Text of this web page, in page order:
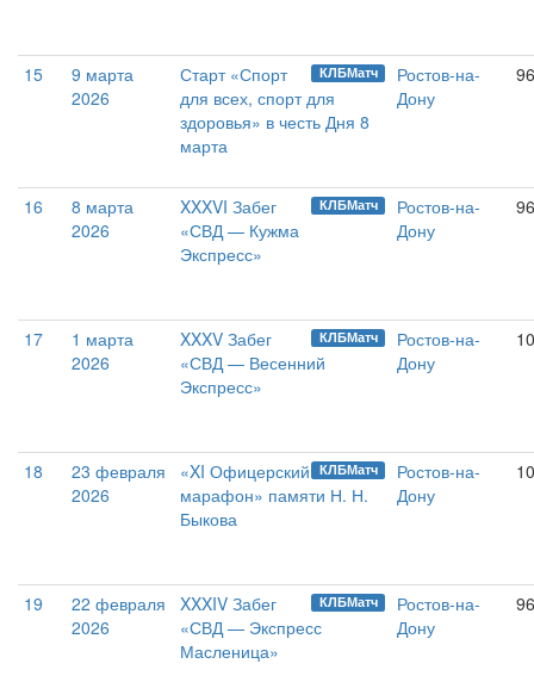
15
9 марта
2026
КЛБМатч
Старт «Спорт
для всех, спорт для
здоровья» в честь Дня 8
марта
Ростов-на-
Дону
16
8 марта
2026
КЛБМатч
XXXVI Забег
«СВД — Кужма
Экспресс»
Ростов-на-
Дону
17
1 марта
2026
КЛБМатч
XXXV Забег
«СВД — Весенний
Экспресс»
Ростов-на-
Дону
18
23 февраля
2026
КЛБМатч
«XI Офицерский
марафон» памяти Н. Н.
Быкова
Ростов-на-
Дону
19
22 февраля
2026
КЛБМатч
XXXIV Забег
«СВД — Экспресс
Масленица»
Ростов-на-
Дону